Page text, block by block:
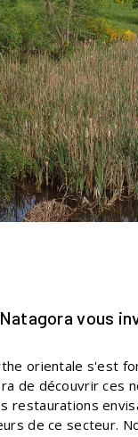
vous
orientale s'est
de découvrir ces
restaurations
de ce secteur.